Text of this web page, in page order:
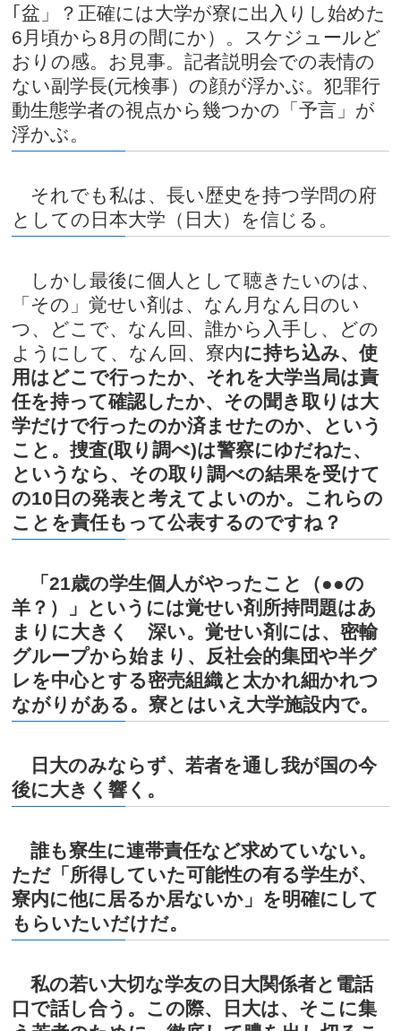
｢盆」？正確には大学が寮に出入りし始めた
6月頃から8月の間にか）。スケジュールど
おりの感。お見事。記者説明会での表情の
ない副学長(元検事）の顔が浮かぶ。犯罪行
動生態学者の視点から幾つかの「予言」が
浮かぶ。
それでも私は、長い歴史を持つ学問の府
としての日本大学（日大）を信じる。
しかし最後に個人として聴きたいのは、
「その」覚せい剤は、なん月なん日のい
つ、どこで、なん回、誰から入手し、どの
ようにして、なん回、寮内に持ち込み、使
用はどこで行ったか、それを大学当局は責
任を持って確認したか、その聞き取りは大
学だけで行ったのか済ませたのか、という
こと。捜査(取り調べ)は警察にゆだねた、
というなら、その取り調べの結果を受けて
の10日の発表と考えてよいのか。これらの
ことを責任もって公表するのですね？
「21歳の学生個人がやったこと（●●の
羊？）」というには覚せい剤所持問題はあ
まりに大きく
深い。覚せい剤には、密輸
グループから始まり、反社会的集団や半グ
レを中心とする密売組織と太かれ細かれつ
ながりがある。寮とはいえ大学施設内で。
日大のみならず、若者を通し我が国の今
後に大きく響く。
誰も寮生に連帯責任など求めていない。
ただ「所得していた可能性の有る学生が、
寮内に他に居るか居ないか」を明確にして
もらいたいだけだ。
私の若い大切な学友の日大関係者と電話
口で話し合う。この際、日大は、そこに集